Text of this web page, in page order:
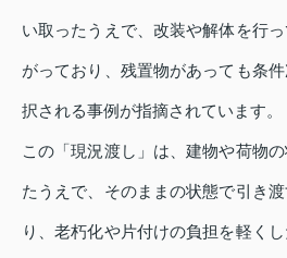
い取ったうえで、改装や解体を行
がっており、残置物があっても条
択される事例が指摘されています。
この「現況渡し」は、建物や荷物
たうえで、そのままの状態で引き
り、老朽化や片付けの負担を軽く